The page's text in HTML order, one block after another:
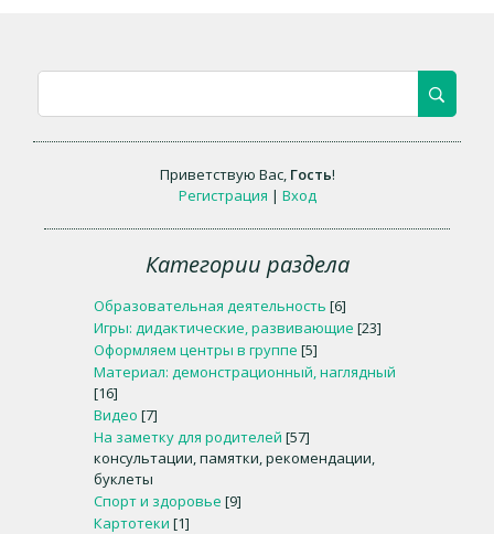
Приветствую Вас, Гость!
Регистрация | Вход
Категории раздела
Образовательная деятельность [6]
Игры: дидактические, развивающие [23]
Оформляем центры в группе [5]
Материал: демонстрационный, наглядный
[16]
Видео [7]
На заметку для родителей [57]
консультации, памятки, рекомендации,
буклеты
Спорт и здоровье [9]
Картотеки [1]